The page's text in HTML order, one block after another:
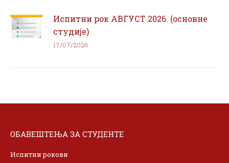
Испитни рок АВГУСТ 2026. (основне
студије)
17/07/2026
ОБАВЕШТЕЊА ЗА СТУДЕНТЕ
Испитни рокови